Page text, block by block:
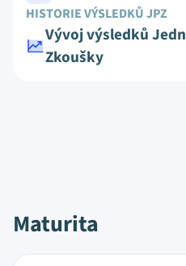
HISTORIE VÝSLEDKŮ JPZ
Vývoj výsledků
Zkoušky
Maturita